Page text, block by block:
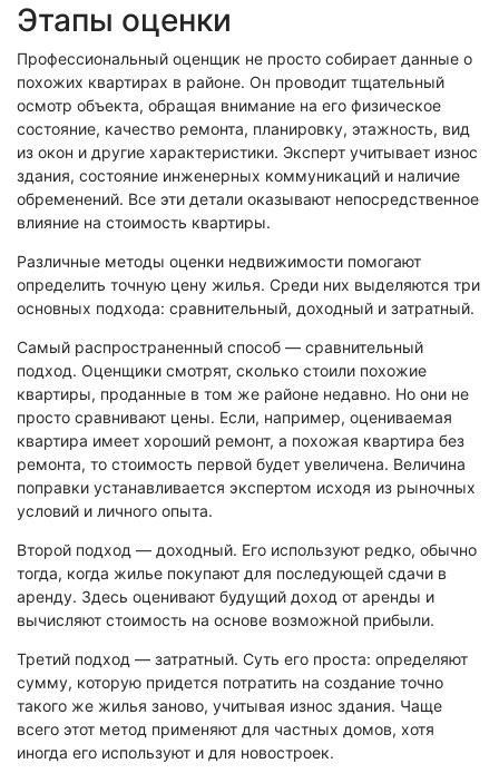
Автороведческая экспертиза
Психологическая экспертиза
Компьютерно-техническая экспертиза
Экспертиза игрового оборудования
Пожарно-техническая экспертиза
Экологическая экспертиза
Экспертиза изделий из металлов
Юридико-лингвистическая экспертиза
Юридическая экспертиза
Исследования на полиграфе
Комплексная экспертиза
Геммологическая экспертиза (ювелирная)
Заключение эксперта на иностранном языке
Приемка квартиры
Автороведческая экспертиза
Товароведческая экспертиза
Экспериза игрового оборудования
Экспертиза по технике безопасности
Физико-химическая экспертиза
Электротехническая экспертиза
Этапы оценки
Профессиональный оценщик не просто собирает данные о
похожих квартирах в районе. Он проводит тщательный
осмотр объекта, обращая внимание на его физическое
состояние, качество ремонта, планировку, этажность, вид
из окон и другие характеристики. Эксперт учитывает износ
здания, состояние инженерных коммуникаций и наличие
обременений. Все эти детали оказывают непосредственное
влияние на стоимость квартиры.
Различные методы оценки недвижимости помогают
определить точную цену жилья. Среди них выделяются три
основных подхода: сравнительный, доходный и затратный.
Самый распространенный способ — сравнительный
подход. Оценщики смотрят, сколько стоили похожие
квартиры, проданные в том же районе недавно. Но они не
просто сравнивают цены. Если, например, оцениваемая
квартира имеет хороший ремонт, а похожая квартира без
ремонта, то стоимость первой будет увеличена. Величина
поправки устанавливается экспертом исходя из рыночных
условий и личного опыта.
Второй подход — доходный. Его используют редко, обычно
тогда, когда жилье покупают для последующей сдачи в
аренду. Здесь оценивают будущий доход от аренды и
вычисляют стоимость на основе возможной прибыли.
Третий подход — затратный. Суть его проста: определяют
сумму, которую придется потратить на создание точно
такого же жилья заново, учитывая износ здания. Чаще
всего этот метод применяют для частных домов, хотя
иногда его используют и для новостроек.